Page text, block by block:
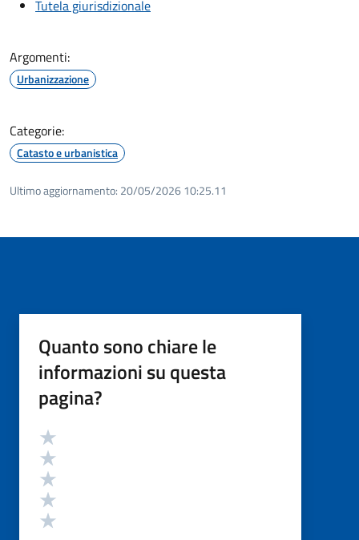
Tutela giurisdizionale
Argomenti:
Urbanizzazione
Categorie:
Catasto e urbanistica
Ultimo aggiornamento: 20/05/2026 10:25.11
Quanto sono chiare le
informazioni su questa
pagina?
Valutazione